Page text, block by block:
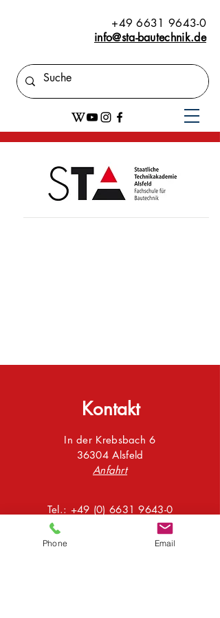
+49 6631 9643-0
info@sta-bautechnik.de
Kontakt
In der Krebsbach 6
36304 Alsfeld
Anfahrt
Tel.: +49 (0) 6631 9643-0
E-Mail:
info@sta-bautechnik.de
Zum Anmeldeformular
Phone Email